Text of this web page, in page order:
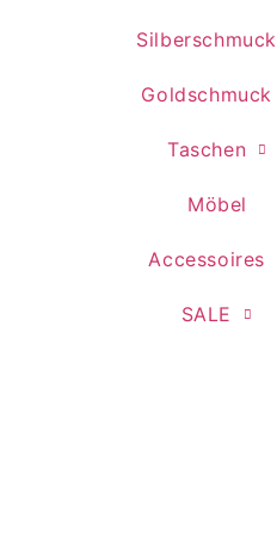
Silberschmuck
Goldschmuck
Taschen
Möbel
Accessoires
SALE